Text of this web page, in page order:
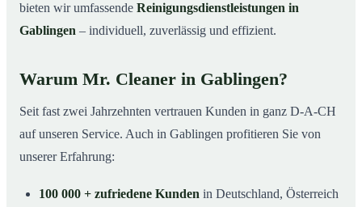
bieten wir umfassende Reinigungsdienstleistungen in
Gablingen – individuell, zuverlässig und effizient.
Warum Mr. Cleaner in Gablingen?
Seit fast zwei Jahrzehnten vertrauen Kunden in ganz D-A-CH
auf unseren Service. Auch in Gablingen profitieren Sie von
unserer Erfahrung:
100 000 + zufriedene Kunden in Deutschland, Österreich